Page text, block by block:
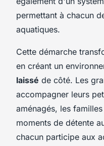
permettant à chacun
aquatiques.
Cette démarche
en créant un
laissé de côté. Les
accompagner leurs
aménagés, les
moments de détente
chacun participe aux